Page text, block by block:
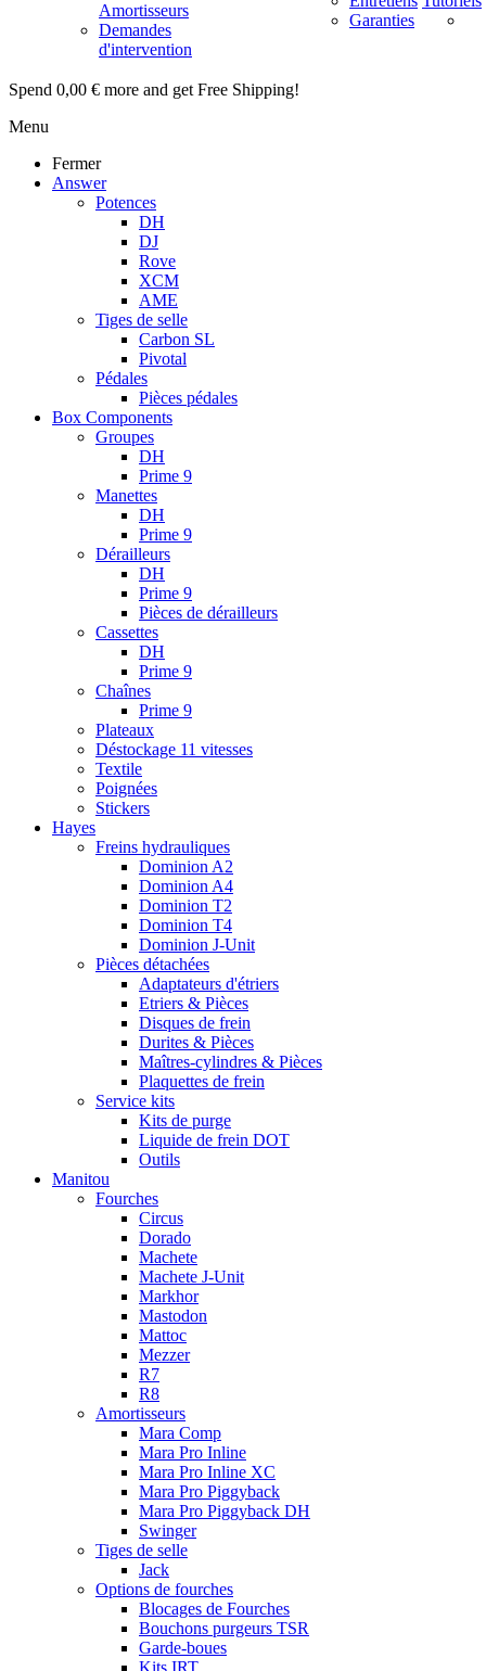
Amortisseurs
Demandes
d'intervention
Garanties
Spend 0,00 € more and get Free Shipping!
Menu
Fermer
Answer
Potences
DH
DJ
Rove
XCM
AME
Tiges de selle
Carbon SL
Pivotal
Pédales
Pièces pédales
Box Components
Groupes
DH
Prime 9
Manettes
DH
Prime 9
Dérailleurs
DH
Prime 9
Pièces de dérailleurs
Cassettes
DH
Prime 9
Chaînes
Prime 9
Plateaux
Déstockage 11 vitesses
Textile
Poignées
Stickers
Hayes
Freins hydrauliques
Dominion A2
Dominion A4
Dominion T2
Dominion T4
Dominion J-Unit
Pièces détachées
Adaptateurs d'étriers
Etriers & Pièces
Disques de frein
Durites & Pièces
Maîtres-cylindres & Pièces
Plaquettes de frein
Service kits
Kits de purge
Liquide de frein DOT
Outils
Manitou
Fourches
Circus
Dorado
Machete
Machete J-Unit
Markhor
Mastodon
Mattoc
Mezzer
R7
R8
Amortisseurs
Mara Comp
Mara Pro Inline
Mara Pro Inline XC
Mara Pro Piggyback
Mara Pro Piggyback DH
Swinger
Tiges de selle
Jack
Options de fourches
Blocages de Fourches
Bouchons purgeurs TSR
Garde-boues
Kits IRT